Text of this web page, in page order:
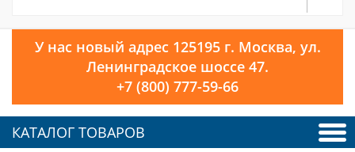
У нас новый адрес 125195 г. Москва, ул.
Ленинградское шоссе 47.
+7 (800) 777-59-66
КАТАЛОГ ТОВАРОВ